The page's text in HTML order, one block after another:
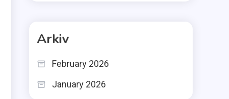
Arkiv
February 2026
January 2026